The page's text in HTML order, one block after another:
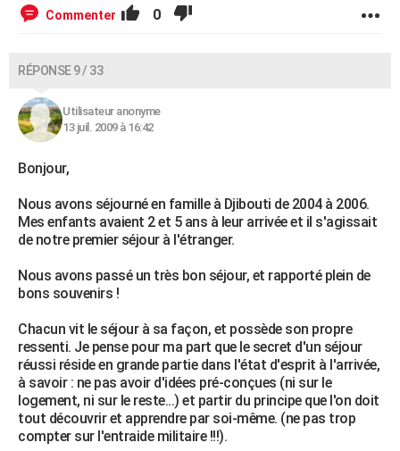
Commenter 0
RÉPONSE 9 / 33
Utilisateur anonyme
13 juil. 2009 à 16:42
Bonjour,
Nous avons séjourné en famille à Djibouti de 2004 à 2006.
Mes enfants avaient 2 et 5 ans à leur arrivée et il s'agissait
de notre premier séjour à l'étranger.
Nous avons passé un très bon séjour, et rapporté plein de
bons souvenirs !
Chacun vit le séjour à sa façon, et possède son propre
ressenti. Je pense pour ma part que le secret d'un séjour
réussi réside en grande partie dans l'état d'esprit à l'arrivée,
à savoir : ne pas avoir d'idées pré-conçues (ni sur le
logement, ni sur le reste...) et partir du principe que l'on doit
tout découvrir et apprendre par soi-même. (ne pas trop
compter sur l'entraide militaire !!!).